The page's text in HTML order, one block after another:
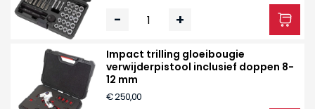
- +
Impact trilling gloeibougie
verwijderpistool inclusief doppen 8-
12 mm
€ 250,00